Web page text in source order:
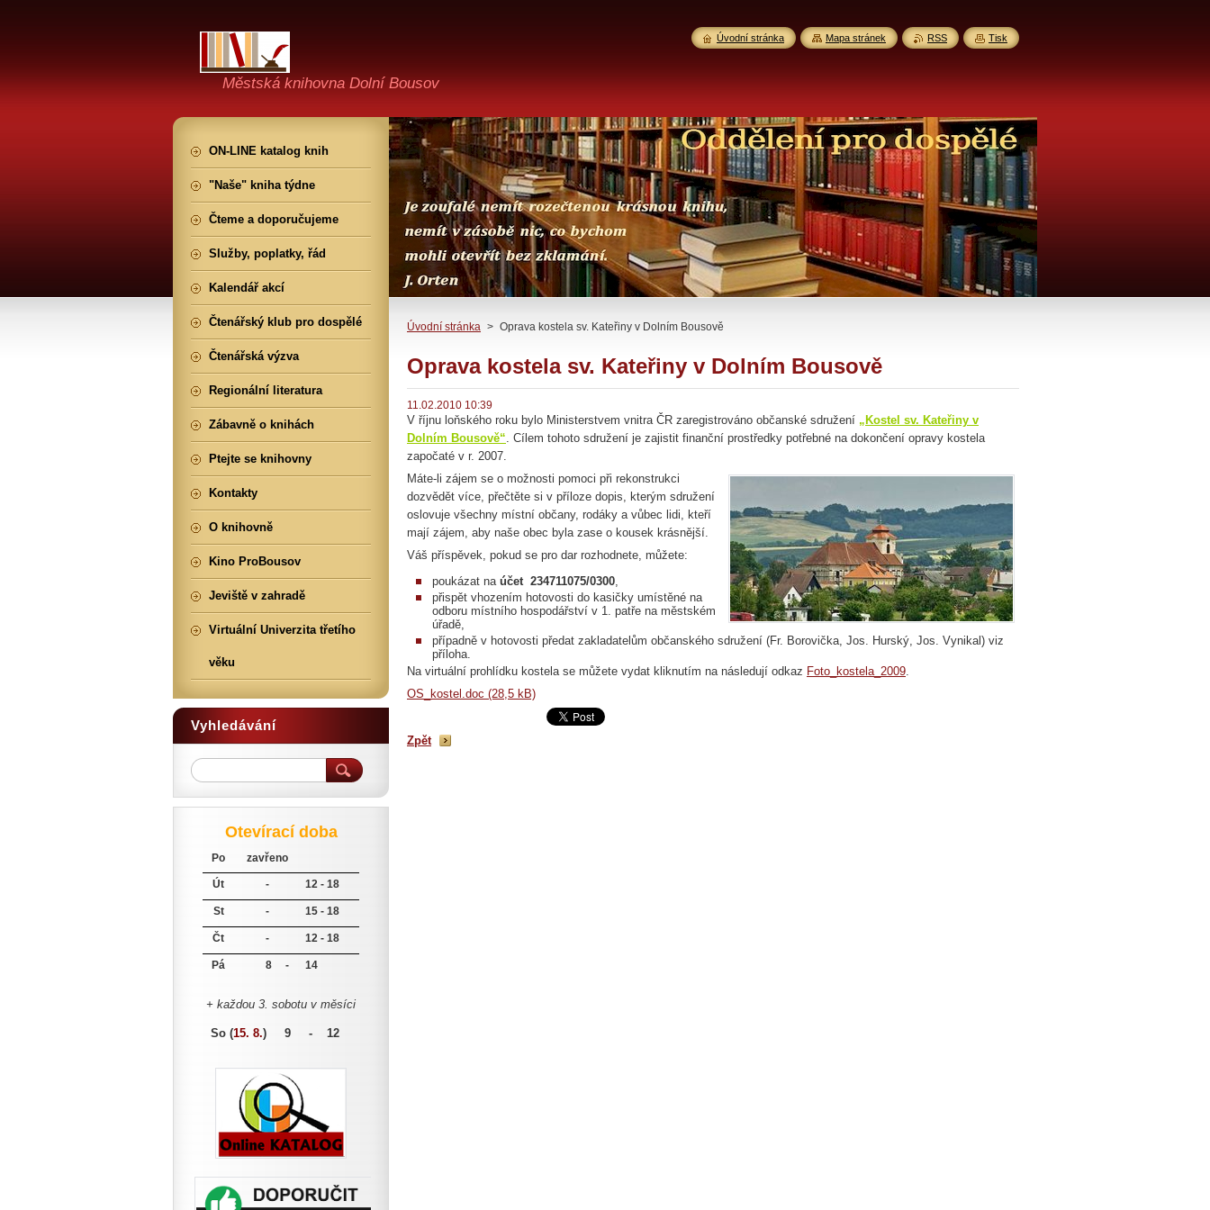
Městská knihovna Dolní Bousov
Úvodní stránka > Oprava kostela sv. Kateřiny v Dolním Bousově
Oprava kostela sv. Kateřiny v Dolním Bousově
11.02.2010 10:39
V říjnu loňského roku bylo Ministerstvem vnitra ČR zaregistrováno občanské sdružení „Kostel sv. Kateřiny v
Dolním Bousově“. Cílem tohoto sdružení je zajistit finanční prostředky potřebné na dokončení opravy kostela
započaté v r. 2007.
Máte-li zájem se o možnosti pomoci při rekonstrukci
dozvědět více, přečtěte si v příloze dopis, kterým sdružení
oslovuje všechny místní občany, rodáky a vůbec lidi, kteří
mají zájem, aby naše obec byla zase o kousek krásnější.
Váš příspěvek, pokud se pro dar rozhodnete, můžete:
poukázat na účet 234711075/0300,
přispět vhozením hotovosti do kasičky umístěné na
odboru místního hospodářství v 1. patře na městském
úřadě,
případně v hotovosti předat zakladatelům občanského sdružení (Fr. Borovička, Jos. Hurský, Jos. Vynikal) viz
příloha.
Na virtuální prohlídku kostela se můžete vydat kliknutím na následují odkaz Foto_kostela_2009.
OS_kostel.doc (28,5 kB)
Zpět
ON-LINE katalog knih
"Naše" kniha týdne
Čteme a doporučujeme
Služby, poplatky, řád
Kalendář akcí
Čtenářský klub pro dospělé
Čtenářská výzva
Regionální literatura
Zábavně o knihách
Ptejte se knihovny
Kontakty
O knihovně
Kino ProBousov
Jeviště v zahradě
Virtuální Univerzita třetího
věku
Vyhledávání
Otevírací doba
Po zavřeno
Út - 12 - 18
St - 15 - 18
Čt - 12 - 18
Pá 8 - 14
+ každou 3. sobotu v měsíci
So (15. 8.) 9 - 12
Úvodní stránka Mapa stránek RSS Tisk